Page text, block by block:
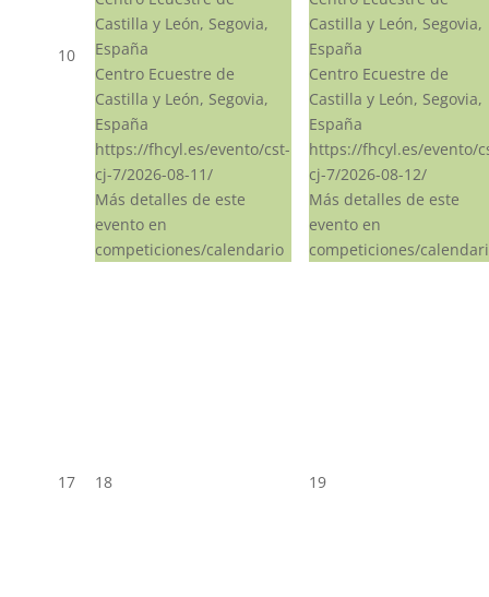
10
Castilla y León, Segovia,
España
Centro Ecuestre de
Castilla y León, Segovia,
España
https://fhcyl.es/evento/cst-
cj-7/2026-08-11/
Más detalles de este
evento en
competiciones/calendario
Castilla y León, Segovia,
España
Centro Ecuestre de
Castilla y León, Segovia,
España
https://fhcyl.es/evento/
cj-7/2026-08-12/
Más detalles de este
evento en
competiciones/
17 18 19